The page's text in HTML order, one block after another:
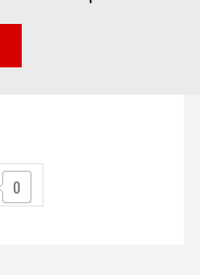
0